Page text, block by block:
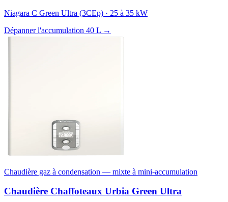
Niagara C Green Ultra (3CEp) · 25 à 35 kW
Dépanner l'accumulation 40 L →
Chaudière gaz à condensation — mixte à mini-accumulation
Chaudière Chaffoteaux Urbia Green Ultra